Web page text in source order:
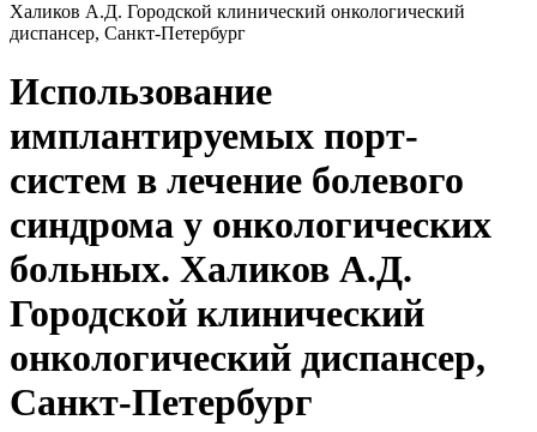
Халиков А.Д. Городской клинический онкологический
диспансер, Санкт-Петербург
Использование
имплантируемых порт-
систем в лечение болевого
синдрома у онкологических
больных. Халиков А.Д.
Городской клинический
онкологический диспансер,
Санкт-Петербург